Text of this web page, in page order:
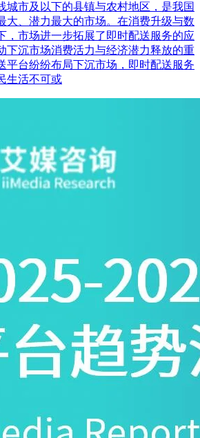
城市及以下的县镇与农村地区，是我国
大、潜力最大的市场。在消费升级与数
，市场进一步拓展了即时配送服务的应
下沉市场消费活力与经济潜力释放的重
平台纷纷布局下沉市场，即时配送服务
生活不可或